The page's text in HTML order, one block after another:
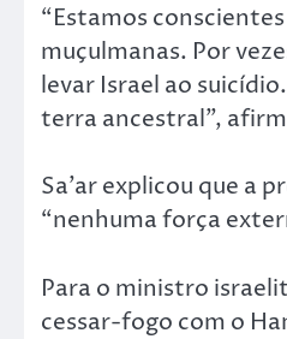
“Estamos
muçulmanas. Por
levar Israel ao
terra ancestral”,
Sa’ar explicou que a
“nenhuma força
Para o ministro
cessar-fogo com o